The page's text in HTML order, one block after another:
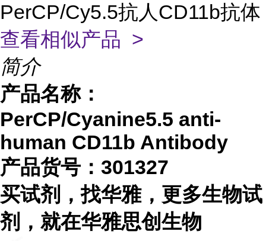
PerCP/Cy5.5抗人CD11b抗体
查看相似产品 >
简介
产品名称：
PerCP/Cyanine5.5 anti-
human CD11b Antibody
产品货号：301327
买试剂，找华雅，更多生物试
剂，就在华雅思创生物